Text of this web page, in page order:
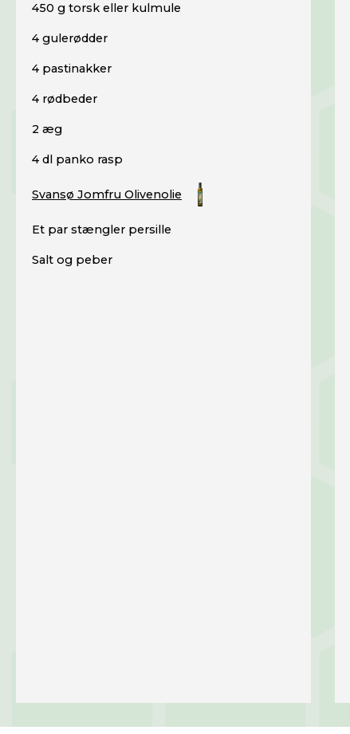
450 g torsk eller kulmule
4 gulerødder
4 pastinakker
4 rødbeder
2 æg
4 dl panko rasp
Svansø Jomfru Olivenolie
Et par stængler persille
Salt og peber